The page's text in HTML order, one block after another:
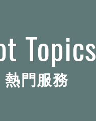
Topics
熱門服務